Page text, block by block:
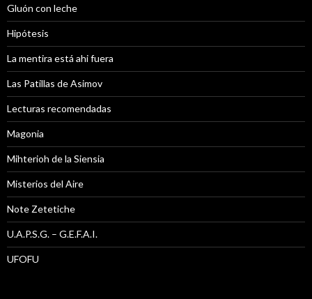
Gluón con leche
Hipótesis
La mentira está ahi fuera
Las Patillas de Asimov
Lecturas recomendadas
Magonia
Mihterioh de la Siensia
Misterios del Aire
Note Zetetiche
U.A.P.S.G. – G.E.F.A.I.
UFOFU